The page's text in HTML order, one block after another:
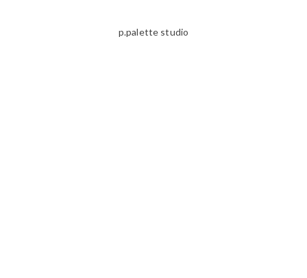
p.palette studio